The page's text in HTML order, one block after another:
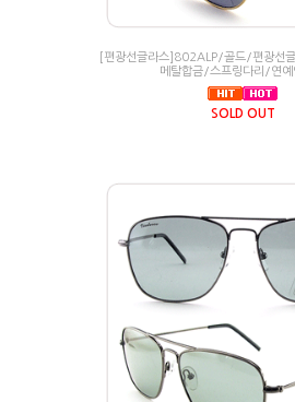
[편광선글라스]802ALP/골드/편광선
메탈합금/스프링다리/연예
SOLD OUT